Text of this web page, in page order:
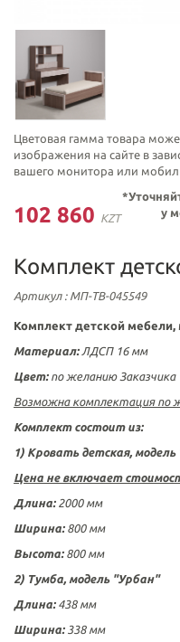
Цветовая гамма товара
изображения на сайте в
вашего монитора или
102 860 KZT
у
Комплект
Артикул: МП-ТВ-045549
Комплект детской
Материал: ЛДСП 16 мм
Цвет:по желанию Заказчика
Возможна комплектация по
Комплект состоит из:
1) Кровать детская,
Цена не включает
Длина: 2000 мм
Ширина: 800 мм
Высота: 800 мм
2) Тумба, модель "Урбан"
Длина: 438 мм
Ширина: 338 мм